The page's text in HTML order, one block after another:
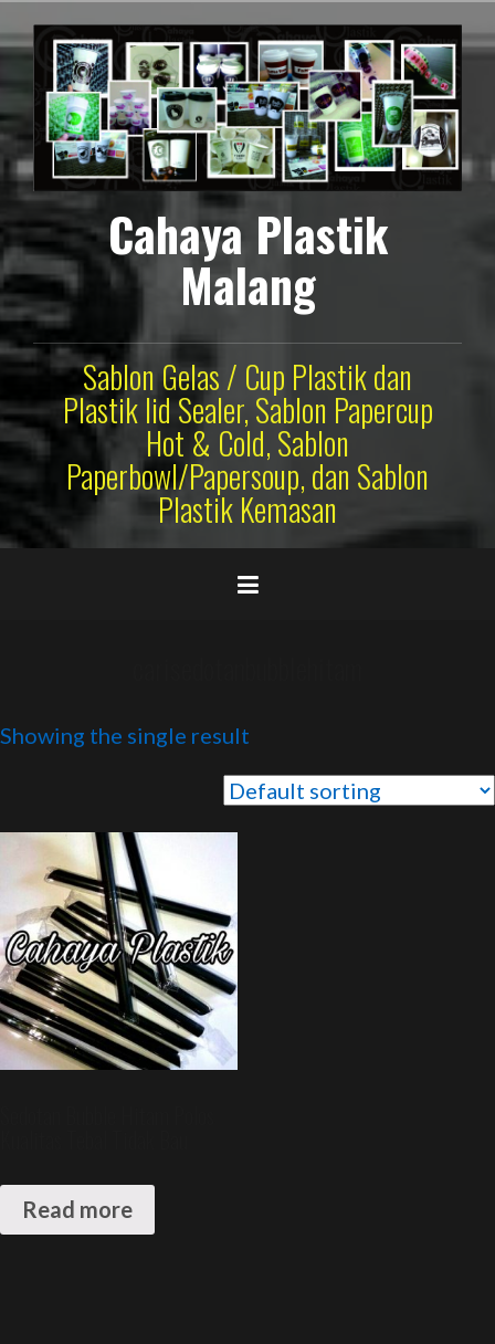
ke
konten
Cahaya Plastik
Malang
Sablon Gelas / Cup Plastik dan
Plastik lid Sealer, Sablon Papercup
Hot & Cold, Sablon
Paperbowl/Papersoup, dan Sablon
Plastik Kemasan
Showing the single result
Read more